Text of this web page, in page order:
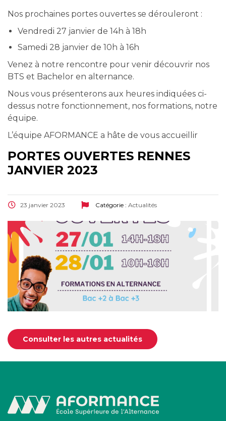
Nos prochaines portes ouvertes se dérouleront :
Vendredi 27 janvier de 14h à 18h
Samedi 28 janvier de 10h à 16h
Venez à notre rencontre pour venir découvrir nos
BTS et Bachelor en alternance.
Nous vous présenterons aux heures indiquées ci-
dessus notre fonctionnement, nos formations, notre
équipe.
L’équipe AFORMANCE a hâte de vous accueillir
PORTES OUVERTES RENNES
JANVIER 2023
23 janvier 2023 Catégorie : Actualités
Consulter les autres actualités